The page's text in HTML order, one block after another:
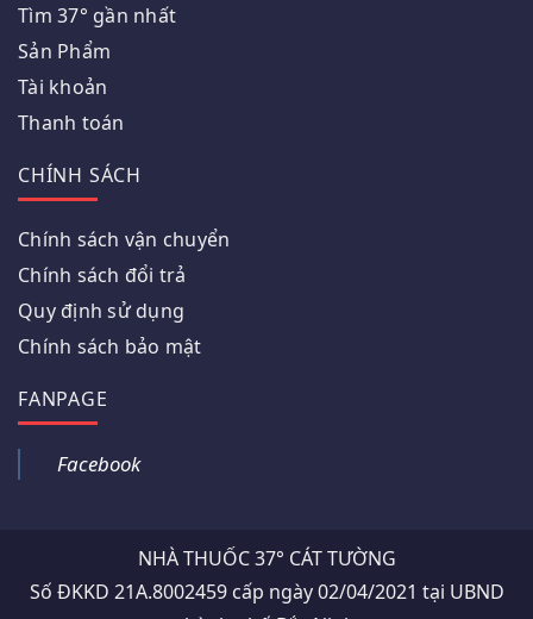
Tìm 37° gần nhất
Sản Phẩm
Tài khoản
Thanh toán
CHÍNH SÁCH
Chính sách vận chuyển
Chính sách đổi trả
Quy định sử dụng
Chính sách bảo mật
FANPAGE
Facebook
NHÀ THUỐC 37° CÁT TƯỜNG
Số ĐKKD 21A.8002459 cấp ngày 02/04/2021 tại UBND